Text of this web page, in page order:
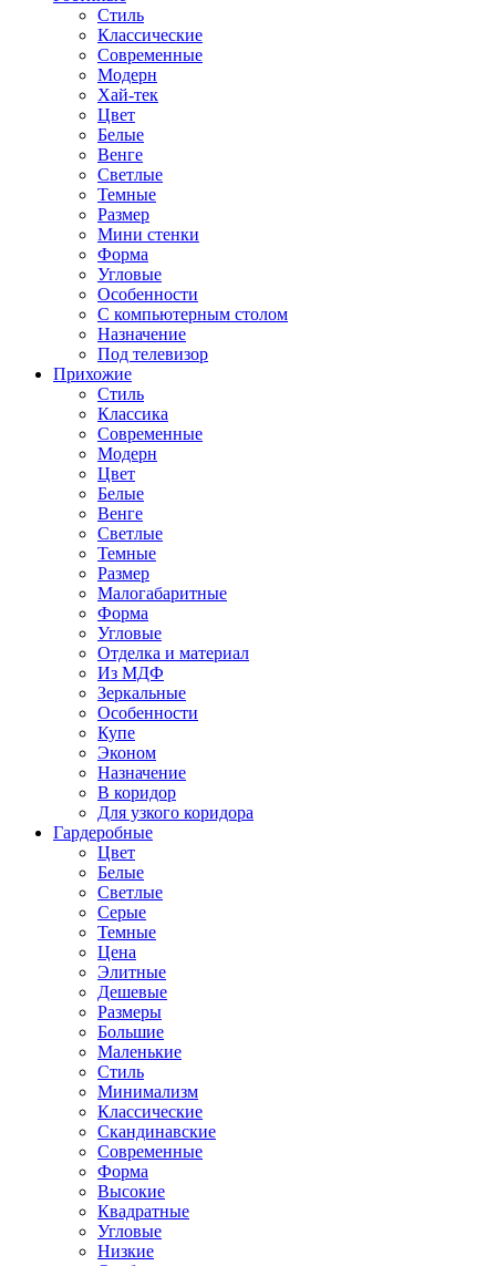
Стиль
Классические
Современные
Модерн
Хай-тек
Цвет
Белые
Венге
Светлые
Темные
Размер
Мини стенки
Форма
Угловые
Особенности
С компьютерным столом
Назначение
Под телевизор
Прихожие
Стиль
Классика
Современные
Модерн
Цвет
Белые
Венге
Светлые
Темные
Размер
Малогабаритные
Форма
Угловые
Отделка и материал
Из МДФ
Зеркальные
Особенности
Купе
Эконом
Назначение
В коридор
Для узкого коридора
Гардеробные
Цвет
Белые
Светлые
Серые
Темные
Цена
Элитные
Дешевые
Размеры
Большие
Маленькие
Стиль
Минимализм
Классические
Скандинавские
Современные
Форма
Высокие
Квадратные
Угловые
Низкие